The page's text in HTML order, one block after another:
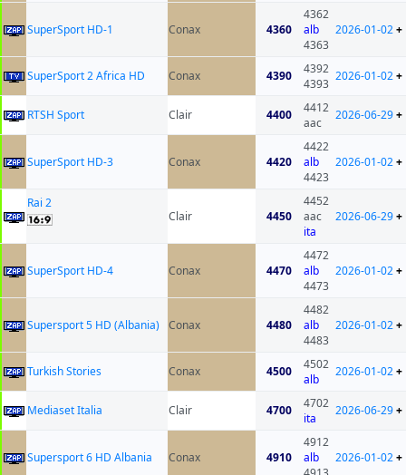
SuperSport HD-1 Conax 4360
4362
alb
4363
2026-01-02+
SuperSport 2 Africa HD Conax 4390
4392
4393
2026-01-02+
RTSH Sport Clair 4400
4412
aac
2026-06-29+
SuperSport HD-3 Conax 4420
4422
alb
4423
2026-01-02+
Rai 2
Clair
4450
4452
aac
ita
2026-06-29+
SuperSport HD-4 Conax 4470
4472
alb
4473
2026-01-02+
Supersport 5 HD (Albania) Conax 4480
4482
alb
4483
2026-01-02+
Turkish Stories Conax 4500
4502
alb
2026-01-02+
Mediaset Italia Clair 4700
4702
ita
2026-06-29+
Supersport 6 HD Albania Conax 4910
4912
alb
2026-01-02+